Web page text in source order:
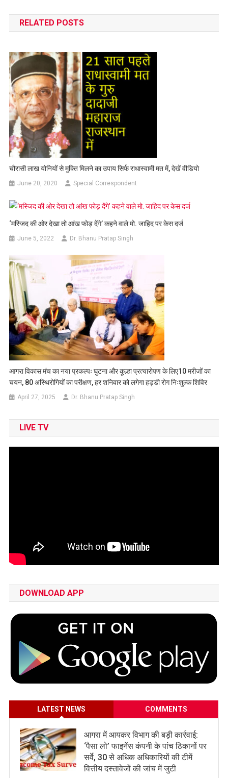
navigation
RELATED POSTS
चौरासी लाख योनियों से मुक्ति मिलने का उपाय सिर्फ राधास्वामी मत में, देखें वीडियो
June 20, 2020 Special Correspondent
‘मस्जिद की ओर देखा तो आंख फोड़ देंगे’ कहने वाले मो. जाहिद पर केस दर्ज
June 5, 2022 Dr. Bhanu Pratap Singh
आगरा विकास मंच का नया प्रकल्पः घुटना और कूल्हा प्रत्यारोपण के लिए10 मरीजों का
चयन, 80 अस्थिरोगियों का परीक्षण, हर शनिवार को लगेगा हड्डी रोग निःशुल्क शिविर
April 27, 2025 Dr. Bhanu Pratap Singh
LIVE TV
DOWNLOAD APP
LATEST NEWS COMMENTS
आगरा में आयकर विभाग की बड़ी कार्रवाई:
‘पैसा लो’ फाइनेंस कंपनी के पांच ठिकानों पर
सर्वे, 30 से अधिक अधिकारियों की टीमें
वित्तीय दस्तावेजों की जांच में जुटी